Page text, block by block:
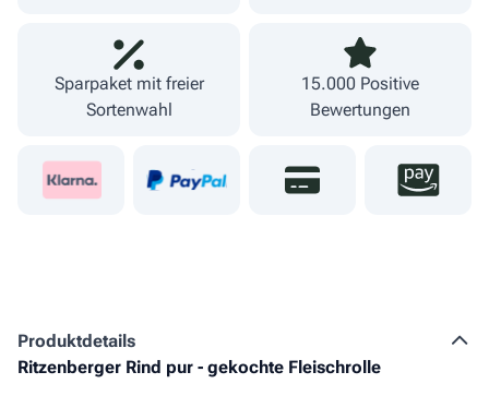
Sparpaket mit freier
Sortenwahl
15.000 Positive
Bewertungen
Produkt­details
Ritzenberger Rind pur - gekochte Fleischrolle